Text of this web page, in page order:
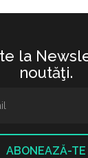
la
noutăţi.
ABONEAZĂ-TE